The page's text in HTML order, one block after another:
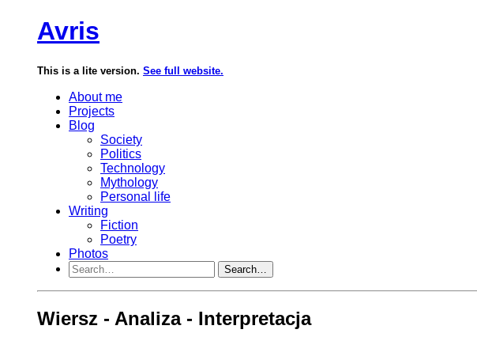
Avris
This is a lite version. See full website.
About me
Projects
Blog
Society
Politics
Technology
Mythology
Personal life
Writing
Fiction
Poetry
Photos
Search…
Wiersz - Analiza - Interpretacja